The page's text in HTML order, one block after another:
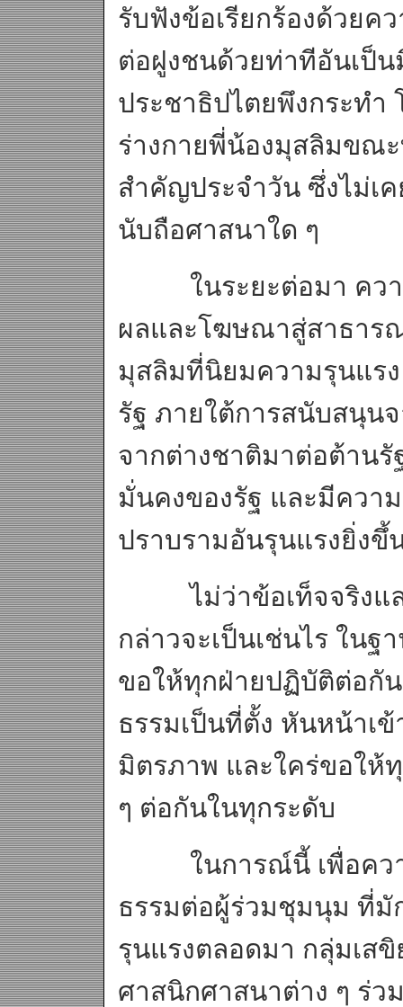
รับฟังข้อเรียกร้องด้วยค
ต่อฝูงชนด้วยท่าทีอันเป็น
ประชาธิปไตยพึงกระทำ
ร่างกายพี่น้องมุสลิมขณ
สำคัญประจำวัน ซึ่งไม่เ
นับถือศาสนาใด ๆ
ในระยะต่อมา ความ
ผลและโฆษณาสู่สาธาร
มุสลิมที่นิยมความรุนแร
รัฐ ภายใต้การสนับสนุน
จากต่างชาติมาต่อต้าน
มั่นคงของรัฐ และมีควา
ปราบรามอันรุนแรงยิ่งขึ้
ไม่ว่าข้อเท็จจริงแล
กล่าวจะเป็นเช่นไร ในฐ
ขอให้ทุกฝ่ายปฏิบัติต่อกั
ธรรมเป็นที่ตั้ง หันหน้าเ
มิตรภาพ และใคร่ขอให้
ๆ ต่อกันในทุกระดับ
ในการณ์นี้ เพื่อความ
ธรรมต่อผู้ร่วมชุมนุม ที่มั
รุนแรงตลอดมา กลุ่มเส
ศาสนิกศาสนาต่าง ๆ ร่ว